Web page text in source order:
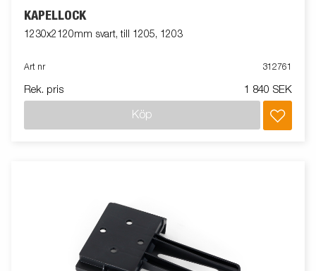
KAPELLOCK
1230x2120mm svart, till 1205, 1203
Art nr 312761
Rek. pris 1 840 SEK
Köp